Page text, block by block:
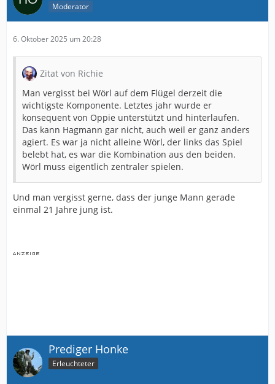
Moderator
6. Oktober 2025 um 20:28
Zitat von Richie
Man vergisst bei Wörl auf dem Flügel derzeit die
wichtigste Komponente. Letztes jahr wurde er
konsequent von Oppie unterstützt und hinterlaufen.
Das kann Hagmann gar nicht, auch weil er ganz anders
agiert. Es war ja nicht alleine Wörl, der links das Spiel
belebt hat, es war die Kombination aus den beiden.
Wörl muss eigentlich zentraler spielen.
Und man vergisst gerne, dass der junge Mann gerade
einmal 21 Jahre jung ist.
Prediger Honke
Erleuchteter